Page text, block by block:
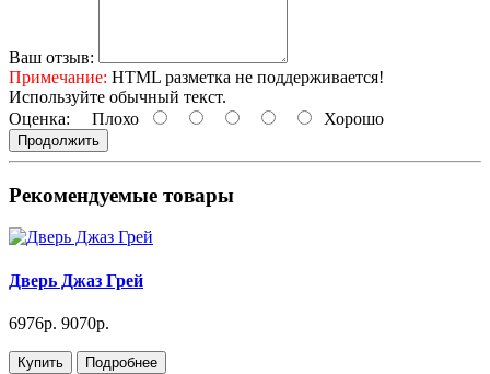
Ваш отзыв:
Примечание: HTML разметка не поддерживается!
Используйте обычный текст.
Оценка: Плохо Хорошо
Продолжить
Рекомендуемые товары
Дверь Джаз Грей
6976р. 9070р.
Купить Подробнее